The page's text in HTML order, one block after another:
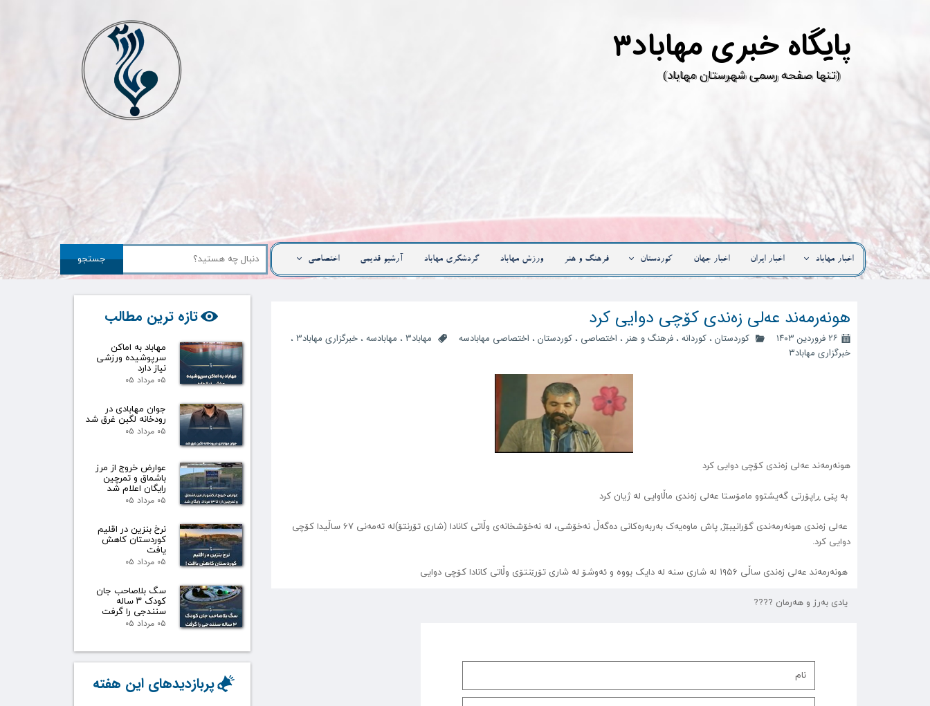
پ
​(تنها صفحه رسمی شهرستان مهاباد)
اخبار مهاباد اخبار ایران اخبار جهان کوردستان فرهنگ و هنر ورزش مهاباد گردشگری مهاباد آرشیو قدیمی اختصاصی جستجو
هونەرمەند عەلی زەندی کۆچی دوایی کرد
۲۶ فروردین ۱۴۰۳ کوردستان ،کوردانه ،فرهنگ و هنر ، اختصاصی ،کوردستان ، اختصاصی مهابادسه مهاباد3 ، مهابادسه ،خبرگزاری مهاباد3
،
خبرگزاری مهاباد۳
هونەرمەند عەلی زەندی کۆچی دوایی کرد
بە پێی ڕاپۆرتی گەیشتوو مامۆستا عەلی زەندی ماڵاوایی لە ژیان کرد
عەلی زەندی هونه‌رمه‌ندی گۆرانیبێژ, پاش ماوەیەک بەربەرەکانی دەگەڵ نەخۆشی، له نەخۆشخانەی وڵاتی کانادا (شاری تۆرنتۆ)لە ته‌مه‌نی ۶۷ ساڵیدا کۆچی
دوایی کرد.
هونەرمەند عەلی زەندی ساڵی ۱۹۵۶ لە شاری سنە له دایک بووه و ئه‌وشۆ له شاری تۆرێنتۆی وڵاتی کانادا کۆچی دوایی
یادی بەرز و هەرمان ????
تازه ترین مطالب
مهاباد به اماکن
سرپوشیده ورزشی
نیاز دارد
۰۵ مرداد ۰۵
جوان مهابادی در
رودخانه لگبن غرق شد
۰۵ مرداد ۰۵
عوارض خروج از مرز
باشماق و تمرچین
رایگان اعلام شد
۰۵ مرداد ۰۵
نرخ بنزین در اقلیم
کوردستان کاهش
یافت
۰۵ مرداد ۰۵
سگ بلاصاحب جان
کودک ۳ ساله
سنندجی را گرفت
۰۵ مرداد ۰۵
پربازدیدهای این هفته